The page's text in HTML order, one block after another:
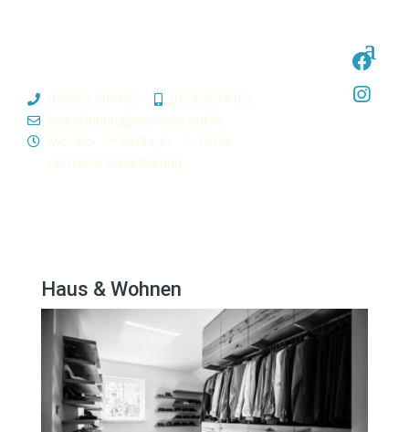
033051 904485
0171 3674151
brandenburg@tischlerei.online
Mo—Do
7—16 Uhr, Fr
7–12 Uhr
und nach Vereinbarung
Haus & Wohnen